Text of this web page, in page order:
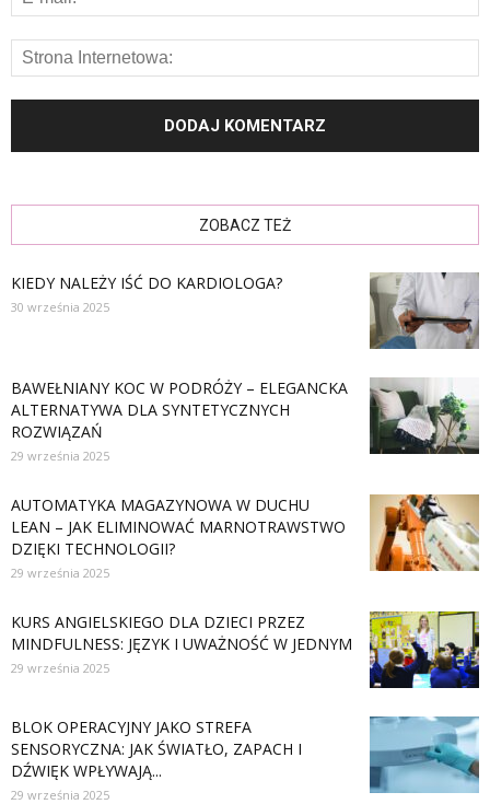
ZOBACZ TEŻ
KIEDY NALEŻY IŚĆ DO KARDIOLOGA?
30 września 2025
BAWEŁNIANY KOC W PODRÓŻY – ELEGANCKA
ALTERNATYWA DLA SYNTETYCZNYCH
ROZWIĄZAŃ
29 września 2025
AUTOMATYKA MAGAZYNOWA W DUCHU
LEAN – JAK ELIMINOWAĆ MARNOTRAWSTWO
DZIĘKI TECHNOLOGII?
29 września 2025
KURS ANGIELSKIEGO DLA DZIECI PRZEZ
MINDFULNESS: JĘZYK I UWAŻNOŚĆ W JEDNYM
29 września 2025
BLOK OPERACYJNY JAKO STREFA
SENSORYCZNA: JAK ŚWIATŁO, ZAPACH I
DŹWIĘK WPŁYWAJĄ...
29 września 2025